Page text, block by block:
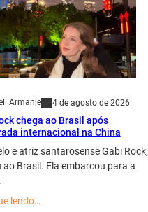
Armanje 4 de agosto de 2026
chega ao Brasil após
internacional na China
e atriz santarosense Gabi Rock,
ao Brasil. Ela embarcou para a
lendo…